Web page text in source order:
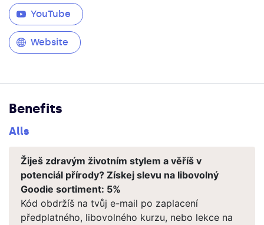
YouTube
Website
Benefits
Alls
Žiješ zdravým životním stylem a věříš v
potenciál přírody? Získej slevu na libovolný
Goodie sortiment: 5%
Kód obdržíš na tvůj e-mail po zaplacení
předplatného, libovolného kurzu, nebo lekce na